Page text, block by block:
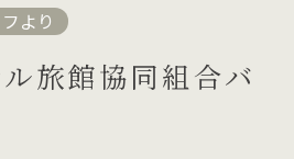
より
旅館協同組合バ